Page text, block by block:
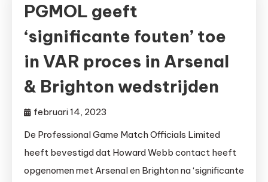
PGMOL geeft
‘significante fouten’ toe
in VAR proces in Arsenal
& Brighton wedstrijden
februari 14, 2023
De Professional Game Match Officials Limited
heeft bevestigd dat Howard Webb contact heeft
opgenomen met Arsenal en Brighton na ‘significante